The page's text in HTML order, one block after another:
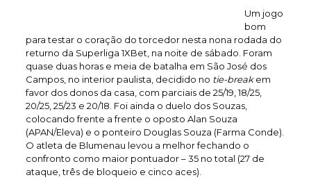
Um jogo
bom
para testar o coração do torcedor nesta nona rodada do
returno da Superliga 1XBet, na noite de sábado. Foram
quase duas horas e meia de batalha em São José dos
Campos, no interior paulista, decidido no tie-breakem
favor dos donos da casa, com parciais de 25/19, 18/25,
20/25, 25/23 e 20/18. Foi ainda o duelo dos Souzas,
colocando frente a frente o oposto Alan Souza
(APAN/Eleva) e o ponteiro Douglas Souza (Farma Conde).
O atleta de Blumenau levou a melhor fechando o
confronto como maior pontuador – 35 no total (27 de
ataque, três de bloqueio e cinco aces).